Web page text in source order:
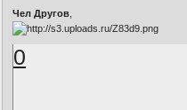
Чел Другов
0